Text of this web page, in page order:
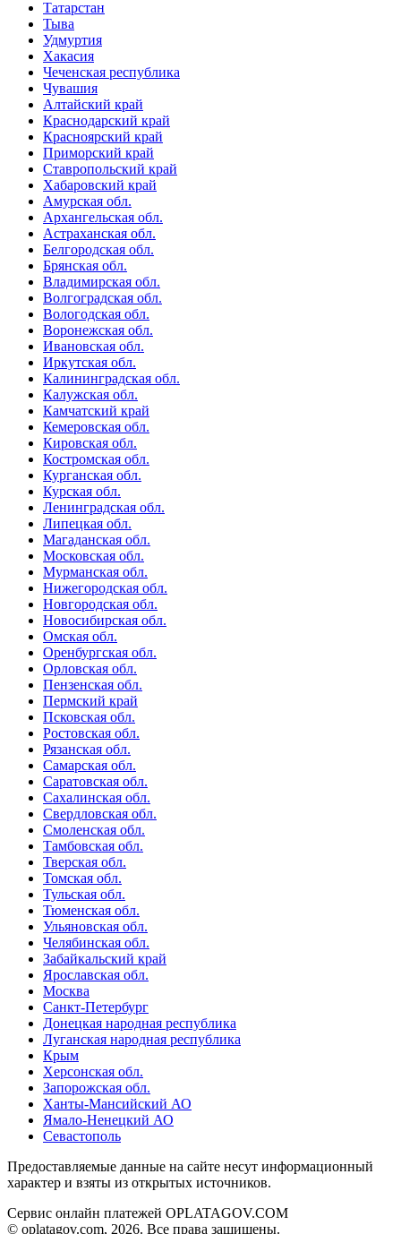
Татарстан
Тыва
Удмуртия
Хакасия
Чеченская республика
Чувашия
Алтайский край
Краснодарский край
Красноярский край
Приморский край
Ставропольский край
Хабаровский край
Амурская обл.
Архангельская обл.
Астраханская обл.
Белгородская обл.
Брянская обл.
Владимирская обл.
Волгоградская обл.
Вологодская обл.
Воронежская обл.
Ивановская обл.
Иркутская обл.
Калининградская обл.
Калужская обл.
Камчатский край
Кемеровская обл.
Кировская обл.
Костромская обл.
Курганская обл.
Курская обл.
Ленинградская обл.
Липецкая обл.
Магаданская обл.
Московская обл.
Мурманская обл.
Нижегородская обл.
Новгородская обл.
Новосибирская обл.
Омская обл.
Оренбургская обл.
Орловская обл.
Пензенская обл.
Пермский край
Псковская обл.
Ростовская обл.
Рязанская обл.
Самарская обл.
Саратовская обл.
Сахалинская обл.
Свердловская обл.
Смоленская обл.
Тамбовская обл.
Тверская обл.
Томская обл.
Тульская обл.
Тюменская обл.
Ульяновская обл.
Челябинская обл.
Забайкальский край
Ярославская обл.
Москва
Санкт-Петербург
Донецкая народная республика
Луганская народная республика
Крым
Херсонская обл.
Запорожская обл.
Ханты-Мансийский АО
Ямало-Ненецкий АО
Севастополь
Предоставляемые данные на сайте несут информационный
характер и взяты из открытых источников.
Сервис онлайн платежей OPLATAGOV.COM
© oplatagov.com, 2026. Все права защищены.